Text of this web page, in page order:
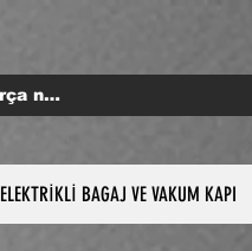
ELEKTRİKLİ BAGAJ VE VAKUM KAPI